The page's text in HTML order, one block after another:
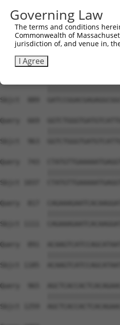
Governing Law
The terms and conditions
Commonwealth of
jurisdiction of, and venue in,
I Agree